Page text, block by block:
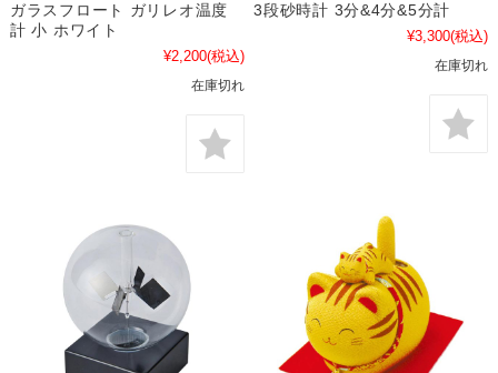
ガラスフロート ガリレオ温度
計 小 ホワイト
¥2,200(税込)
在庫切れ
3段砂時計 3分&4分&5分計
¥3,300(税込)
在庫切れ